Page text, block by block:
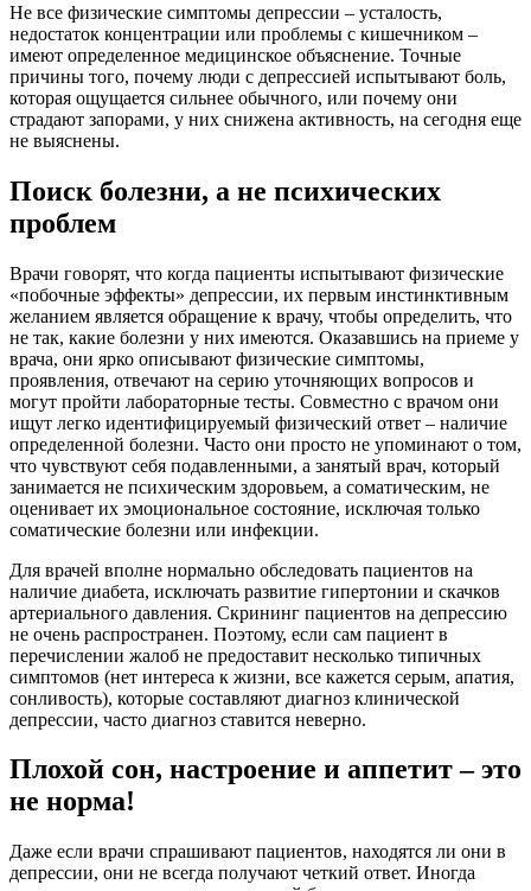
Не все физические симптомы депрессии – усталость,
недостаток концентрации или проблемы с кишечником –
имеют определенное медицинское объяснение. Точные
причины того, почему люди с депрессией испытывают боль,
которая ощущается сильнее обычного, или почему они
страдают запорами, у них снижена активность, на сегодня еще
не выяснены.
Поиск болезни, а не психических
проблем
Врачи говорят, что когда пациенты испытывают физические
«побочные эффекты» депрессии, их первым инстинктивным
желанием является обращение к врачу, чтобы определить, что
не так, какие болезни у них имеются. Оказавшись на приеме у
врача, они ярко описывают физические симптомы,
проявления, отвечают на серию уточняющих вопросов и
могут пройти лабораторные тесты. Совместно с врачом они
ищут легко идентифицируемый физический ответ – наличие
определенной болезни. Часто они просто не упоминают о том,
что чувствуют себя подавленными, а занятый врач, который
занимается не психическим здоровьем, а соматическим, не
оценивает их эмоциональное состояние, исключая только
соматические болезни или инфекции.
Для врачей вполне нормально обследовать пациентов на
наличие диабета, исключать развитие гипертонии и скачков
артериального давления. Скрининг пациентов на депрессию
не очень распространен. Поэтому, если сам пациент в
перечислении жалоб не предоставит несколько типичных
симптомов (нет интереса к жизни, все кажется серым, апатия,
сонливость), которые составляют диагноз клинической
депрессии, часто диагноз ставится неверно.
Плохой сон, настроение и аппетит – это
не норма!
Даже если врачи спрашивают пациентов, находятся ли они в
депрессии, они не всегда получают четкий ответ. Иногда